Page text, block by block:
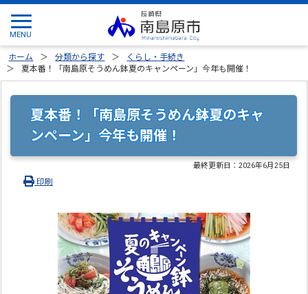
ホーム 分類から探す
くらし・手続き
夏本番！「南島原そうめん鉢夏のキャンペーン」今年も開催！
夏本番！「南島原そうめん鉢夏のキャ
ンペーン」今年も開催！
最終更新日：2026年6月25日
印刷